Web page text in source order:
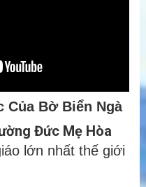
Của Bờ Biển Ngà
Đức Mẹ Hòa
lớn nhất thế giới